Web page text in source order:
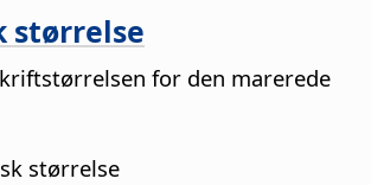
størrelse
for den marerede
størrelse